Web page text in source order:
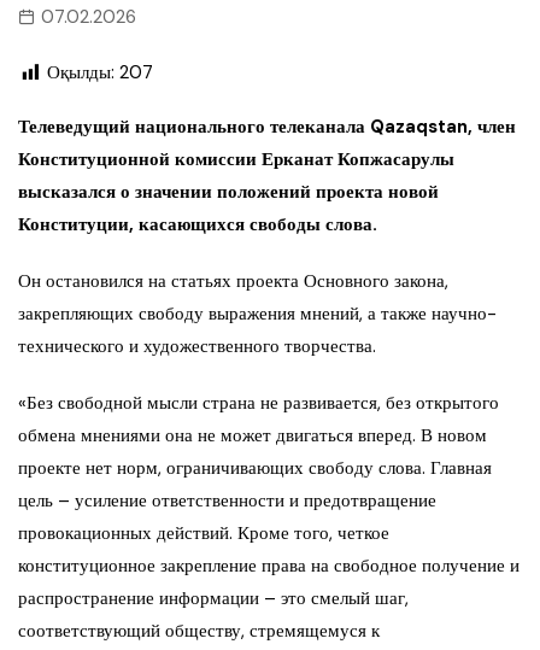
07.02.2026
Оқылды: 207
Телеведущий национального телеканала Qazaqstan, член
Конституционной комиссии Ерканат Копжасарулы
высказался о значении положений проекта новой
Конституции, касающихся свободы слова.
Он остановился на статьях проекта Основного закона,
закрепляющих свободу выражения мнений, а также научно-
технического и художественного творчества.
«Без свободной мысли страна не развивается, без открытого
обмена мнениями она не может двигаться вперед. В новом
проекте нет норм, ограничивающих свободу слова. Главная
цель – усиление ответственности и предотвращение
провокационных действий. Кроме того, четкое
конституционное закрепление права на свободное получение и
распространение информации – это смелый шаг,
соответствующий обществу, стремящемуся к